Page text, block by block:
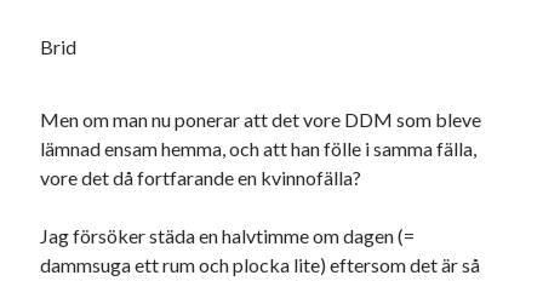
Brid
Men om man nu ponerar att det vore DDM som bleve
lämnad ensam hemma, och att han fölle i samma fälla,
vore det då fortfarande en kvinnofälla?
Jag försöker städa en halvtimme om dagen (=
dammsuga ett rum och plocka lite) eftersom det är så